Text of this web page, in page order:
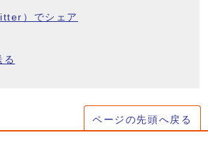
）でシェア
る
ページの先頭へ戻る